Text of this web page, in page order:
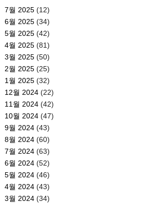
7월 2025(12)
6월 2025(34)
5월 2025(42)
4월 2025(81)
3월 2025(50)
2월 2025(25)
1월 2025(32)
12월 2024(22)
11월 2024(42)
10월 2024(47)
9월 2024(43)
8월 2024(60)
7월 2024(63)
6월 2024(52)
5월 2024(46)
4월 2024(43)
3월 2024(34)